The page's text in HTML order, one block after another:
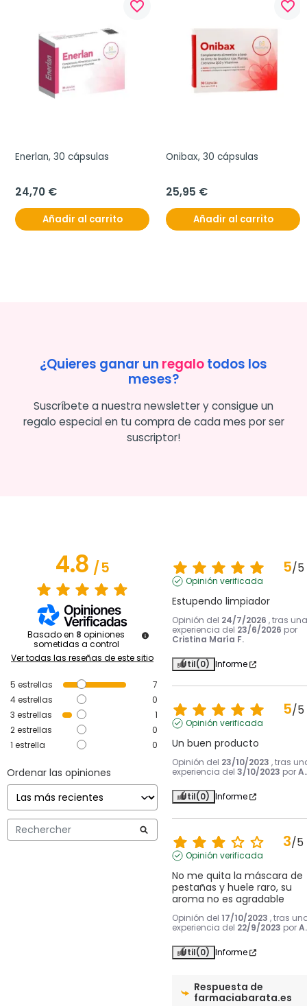
favorite_border
Enerlan, 30 cápsulas
24,70 €
Añadir al carrito
favorite_border
Onibax, 30 cápsulas
25,95 €
Añadir al carrito
¿Quieres ganar un regalotodos los
meses?
Suscríbete a nuestra newsletter y consigue un
regalo especial en tu compra de cada mes por ser
suscriptor!
4.8/5
Basado en 8 opiniones
sometidas a control
Ver todas las reseñas de este sitio
5 estrellas
7
4estrellas
0
3 estrellas
1
2estrellas
0
1 estrella 0
Ordenar las opiniones
5/5
Opinión verificada
Estupendo limpiador
Opinión del 24/7/2026 , tras una
experiencia del 23/6/2026 por
Cristina María F.
Útil(0) Informe
5/5
Opinión verificada
Un buen producto
Opinión del 23/10/2023 , tras
experiencia del 3/10/2023 por
Útil(0) Informe
3/5
Opinión verificada
No me quita la máscara de
pestañas y huele raro, su
aroma no es agradable
Opinión del 17/10/2023 , tras
experiencia del 22/9/2023 por
Útil(0) Informe
Respuesta de
farmaciabarata.es